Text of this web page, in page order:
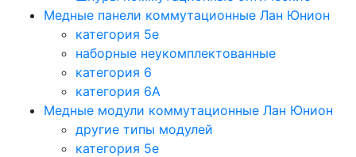
Медные панели коммутационные Лан Юнион
категория 5e
наборные неукомплектованные
категория 6
категория 6A
Медные модули коммутационные Лан Юнион
другие типы модулей
категория 5е